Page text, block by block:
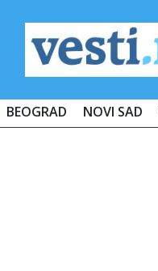
BEOGRAD NOVI SAD